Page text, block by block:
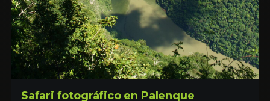
Safari fotográfico en Palenque